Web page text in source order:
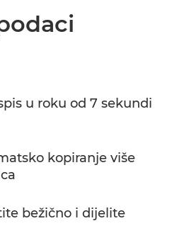
u roku od 7 sekundi
kopiranje više
bežično i dijelite